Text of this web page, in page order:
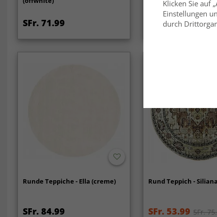
SFr. 71.99 SFr. 31.99
Runde Teppiche - Ella (creme)
SFr. 84.99
Rund Teppich -
SFr. 53.99 SFr.
Klicken Sie auf
Einstellungen
durch